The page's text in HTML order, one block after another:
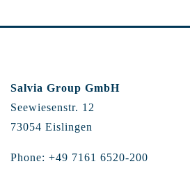
Salvia Group GmbH
Seewiesenstr. 12
73054 Eislingen
Phone: +49 7161 6520-200